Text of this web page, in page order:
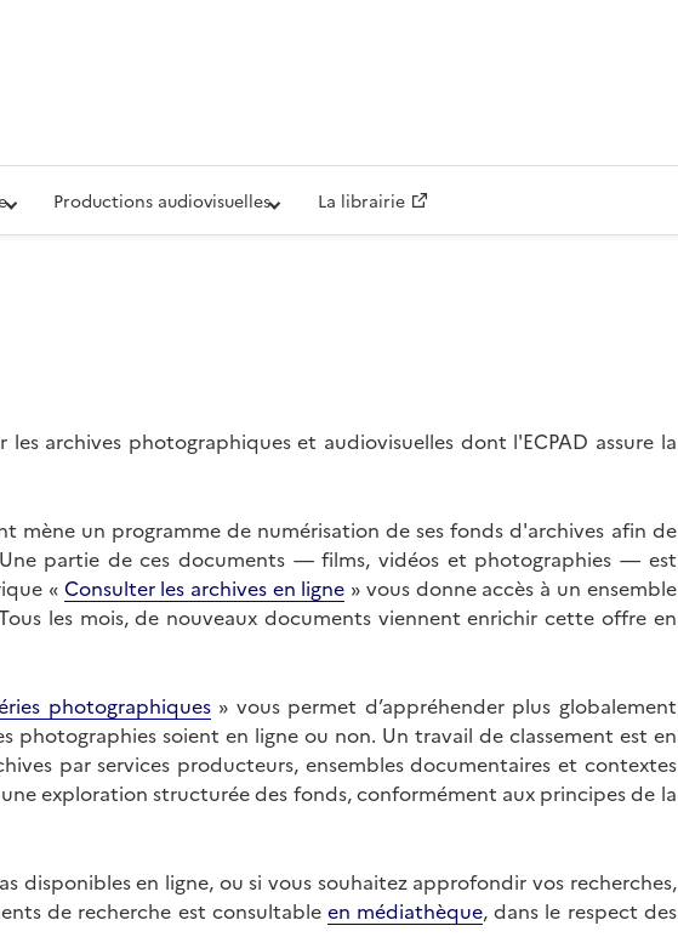
Défense (ECPAD)
Productions audiovisuelles La librairie
archives photographiques et audiovisuelles dont l'ECPAD assure la
mène un programme de numérisation de ses fonds d'archives afin de
partie de ces documents — films, vidéos et photographies — est
« Consulter les archives en ligne » vous donne accès à un ensemble
les mois, de nouveaux documents viennent enrichir cette offre en
photographiques» vous permet d’appréhender plus globalement
photographies soient en ligne ou non. Un travail de classement est en
par services producteurs, ensembles documentaires et contextes
exploration structurée des fonds, conformément aux principes de la
disponibles en ligne, ou si vous souhaitez approfondir vos recherches,
de recherche est consultable en médiathèque, dans le respect des